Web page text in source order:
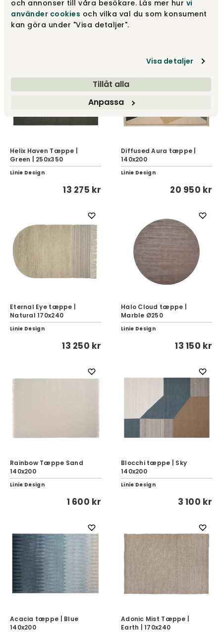
och annonser till våra besökare. Läs mer hur vi
använder cookies och vilka val du som konsument
kan göra under "Visa detaljer".
Visa detaljer
Tillåt alla
Anpassa
Steel | 170x240
Linie Design
Beige 200x300
Linie Design
Helix Haven Tæppe |
Green | 250x350
Linie Design
13 275 kr
Diffused Aura tæppe |
140x200
Linie Design
20 950 kr
Eternal Eye tæppe |
Natural 170x240
Linie Design
13 250 kr
Halo Cloud tæppe |
Marble Ø250
Linie Design
13 150 kr
Rainbow Tæppe Sand
140x200
Linie Design
1 600 kr
Blocchi tæppe | Sky
140x200
Linie Design
3 100 kr
Acacia tæppe | Blue
140x200
Adonic Mist Tæppe |
Earth | 170x240